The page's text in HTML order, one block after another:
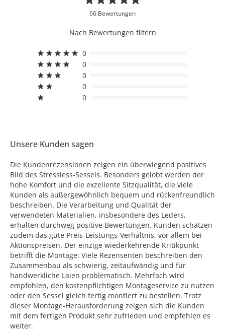
66 Bewertungen
Nach Bewertungen filtern
0
0
0
0
0
Unsere Kunden sagen
Die Kundenrezensionen zeigen ein überwiegend positives
Bild des Stressless-Sessels. Besonders gelobt werden der
hohe Komfort und die exzellente Sitzqualität, die viele
Kunden als außergewöhnlich bequem und rückenfreundlich
beschreiben. Die Verarbeitung und Qualität der
verwendeten Materialien, insbesondere des Leders,
erhalten durchweg positive Bewertungen. Kunden schätzen
zudem das gute Preis-Leistungs-Verhältnis, vor allem bei
Aktionspreisen. Der einzige wiederkehrende Kritikpunkt
betrifft die Montage: Viele Rezensenten beschreiben den
Zusammenbau als schwierig, zeitaufwändig und für
handwerkliche Laien problematisch. Mehrfach wird
empfohlen, den kostenpflichtigen Montageservice zu nutzen
oder den Sessel gleich fertig montiert zu bestellen. Trotz
dieser Montage-Herausforderung zeigen sich die Kunden
mit dem fertigen Produkt sehr zufrieden und empfehlen es
weiter.